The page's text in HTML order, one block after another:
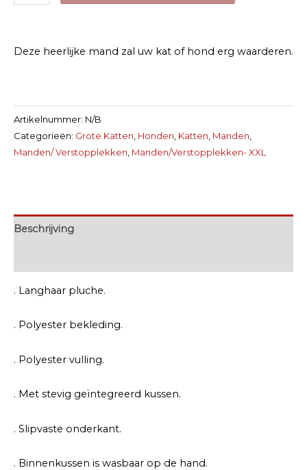
Harvey
Deze heerlijke mand zal uw kat of hond erg waarderen.
Artikelnummer: N/B
Categorieën: Grote Katten Honden Katten Manden
Manden/ Verstopplekken Manden/Verstopplekken- XXL
Beschrijving
. Langhaar pluche.
. Polyester bekleding.
. Polyester vulling.
. Met stevig geïntegreerd kussen.
. Slipvaste onderkant.
. Binnenkussen is wasbaar op de hand.